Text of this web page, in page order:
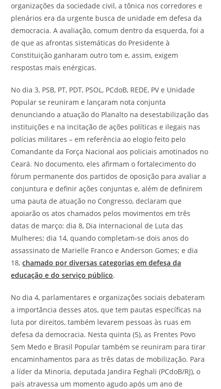
organizações da sociedade civil, a tônica nos corredores e
plenários era da urgente busca de unidade em defesa da
democracia. A avaliação, comum dentro da esquerda, foi a
de que as afrontas sistemáticas do Presidente à
Constituição ganharam outro tom e, assim, exigem
respostas mais enérgicas.
No dia 3, PSB, PT, PDT, PSOL, PCdoB, REDE, PV e Unidade
Popular se reuniram e lançaram nota conjunta
denunciando a atuação do Planalto na desestabilização das
instituições e na incitação de ações políticas e ilegais nas
polícias militares – em referência ao elogio feito pelo
Comandante da Força Nacional aos policiais amotinados no
Ceará. No documento, eles afirmam o fortalecimento do
fórum permanente dos partidos de oposição para avaliar a
conjuntura e definir ações conjuntas e, além de definirem
uma pauta de atuação no Congresso, declaram que
apoiarão os atos chamados pelos movimentos em três
datas de março: dia 8, Dia Internacional de Luta das
Mulheres; dia 14, quando completam-se dois anos do
assassinato de Marielle Franco e Anderson Gomes; e dia
18,chamado por diversas categorias em defesa da
educação e do serviço público.
No dia 4, parlamentares e organizações sociais debateram
a importância desses atos, que tem pautas específicas na
luta por direitos, também levarem pessoas às ruas em
defesa da democracia. Nesta quinta (5), as Frentes Povo
Sem Medo e Brasil Popular também se reuniram para tirar
encaminhamentos para as três datas de mobilização. Para
a líder da Minoria, deputada Jandira Feghali (PCdoB/RJ), o
país atravessa um momento agudo após um ano de